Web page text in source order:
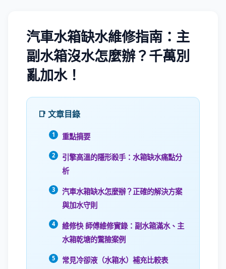
汽車水箱缺水維修指南：主
副水箱沒水怎麼辦？千萬別
亂加水！
📑 文章目錄
重點摘要
引擎高溫的隱形殺手：水箱缺水痛點分
析
汽車水箱缺水怎麼辦？正確的解決方案
與加水守則
維修快 師傅維修實錄：副水箱滿水、主
水箱乾塘的驚險案例
常見冷卻液（水箱水）補充比較表